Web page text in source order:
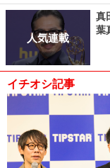
人気連載
真
葉
イチオシ記事